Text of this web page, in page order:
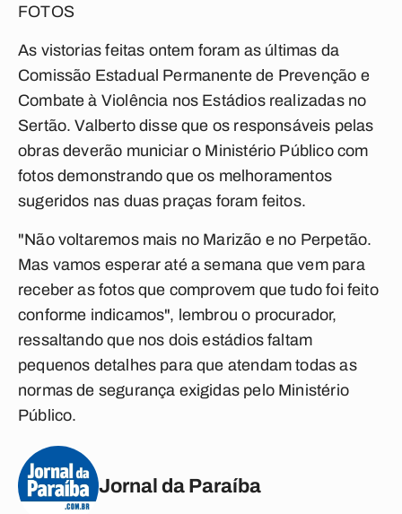
FOTOS
As vistorias feitas ontem foram as últimas da
Comissão Estadual Permanente de Prevenção e
Combate à Violência nos Estádios realizadas no
Sertão. Valberto disse que os responsáveis pelas
obras deverão municiar o Ministério Público com
fotos demonstrando que os melhoramentos
sugeridos nas duas praças foram feitos.
"Não voltaremos mais no Marizão e no Perpetão.
Mas vamos esperar até a semana que vem para
receber as fotos que comprovem que tudo foi feito
conforme indicamos", lembrou o procurador,
ressaltando que nos dois estádios faltam
pequenos detalhes para que atendam todas as
normas de segurança exigidas pelo Ministério
Público.
Jornal da Paraíba